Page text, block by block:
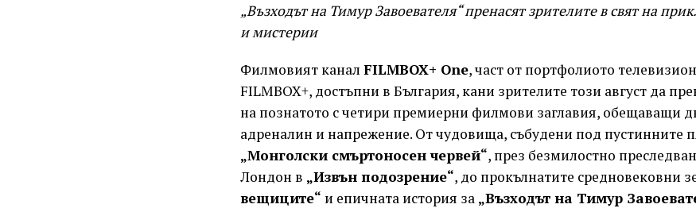
„Възходът на Тимур Завоевателя“ пренасят зрителите в свят на
и мистерии
Филмовият канал FILMBOX+ One, част от портфолиото
FILMBOX+, достъпни в България, кани зрителите този август да
на познатото с четири премиерни филмови заглавия, обещаващи
адреналин и напрежение. От чудовища, събудени под пустинните
„Монголски смъртоносен червей“, през безмилостно
Лондон в „Извън подозрение“, до прокълнатите средновековни
вещиците“ и епичната история за „Възходът на Тимур